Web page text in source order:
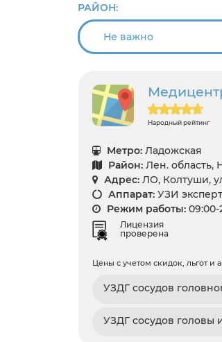
РАЙОН:
Народный рейтинг
Метро: Ладожская
Район: Лен. область,
Адрес: ЛО, Колтуши,
Аппарат: УЗИ
Режим работы: 09:00-
Лицензия
проверена
Цены с учетом скидок, льгот и
УЗДГ сосудов
УЗДГ сосудов головы